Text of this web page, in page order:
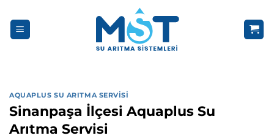
atla
AQUAPLUS SU ARITMA SERVISI
Sinanpaşa İlçesi Aquaplus Su
Arıtma Servisi